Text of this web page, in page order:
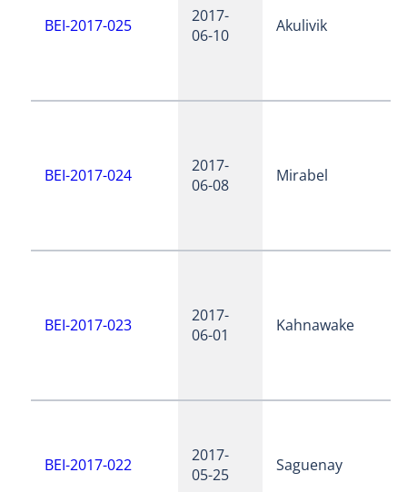
BEI-2017-025
2017-
06-10
Akulivik
BEI-2017-024
2017-
06-08
Mirabel
BEI-2017-023
2017-
06-01
Kahnawake
BEI-2017-022
2017-
05-25
Saguenay